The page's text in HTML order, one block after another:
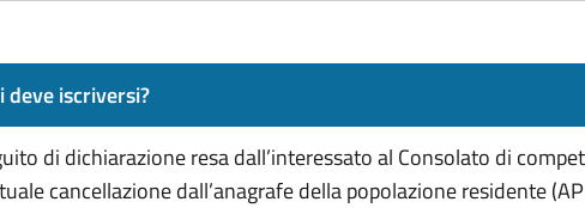
deve iscriversi?
di dichiarazione resa dall’interessato al Consolato di
cancellazione dall’anagrafe della popolazione residente